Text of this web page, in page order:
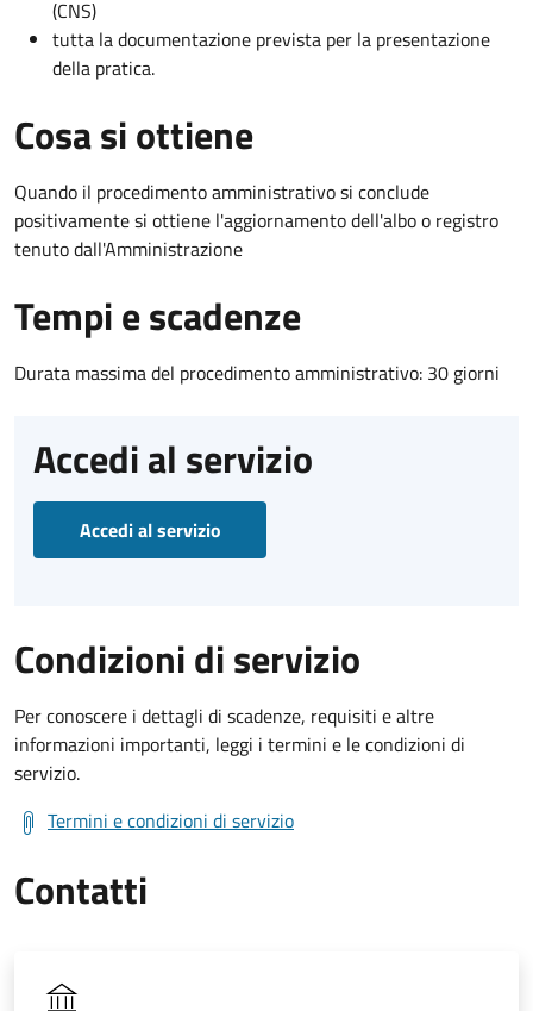
(CNS)
tutta la documentazione prevista per la presentazione
della pratica.
Cosa si ottiene
Quando il procedimento amministrativo si conclude
positivamente si ottiene l'aggiornamento dell'albo o registro
tenuto dall'Amministrazione
Tempi e scadenze
Durata massima del procedimento amministrativo: 30 giorni
Accedi al servizio
Accedi al servizio
Condizioni di servizio
Per conoscere i dettagli di scadenze, requisiti e altre
informazioni importanti, leggi i termini e le condizioni di
servizio.
Termini e condizioni di servizio
Contatti